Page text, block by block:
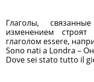
Глаголы,
изменением
глаголом essere,
Sono nati a Londra –
Dove sei stato tutto il